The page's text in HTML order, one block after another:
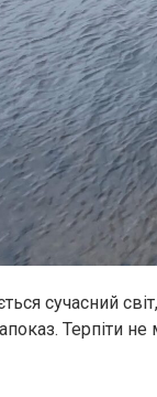
сучасний
Терпіти